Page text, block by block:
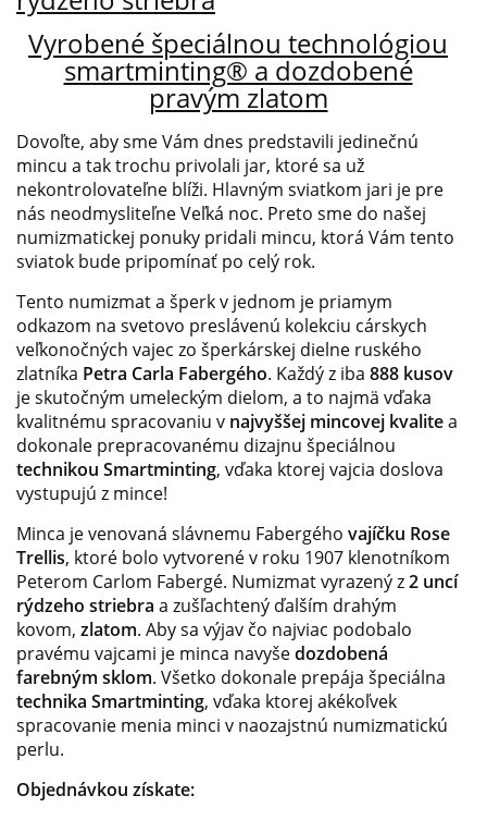
Vyrobené špeciálnou technológiou
smartminting® a dozdobené
pravým zlatom
Dovoľte, aby sme Vám dnes predstavili jedinečnú
mincu a tak trochu privolali jar, ktoré sa už
nekontrolovateľne blíži. Hlavným sviatkom jari je pre
nás neodmysliteľne Veľká noc. Preto sme do našej
numizmatickej ponuky pridali mincu, ktorá Vám tento
sviatok bude pripomínať po celý rok.
Tento numizmat a šperk v jednom je priamym
odkazom na svetovo preslávenú kolekciu cárskych
veľkonočných vajec zo šperkárskej dielne ruského
zlatníka Petra Carla Fabergého. Každý z iba 888 kusov
je skutočným umeleckým dielom, a to najmä vďaka
kvalitnému spracovaniu v najvyššej mincovej kvalitea
dokonale prepracovanému dizajnu špeciálnou
technikou Smartminting, vďaka ktorej vajcia doslova
vystupujú z mince!
Minca je venovaná slávnemu Fabergého vajíčku Rose
Trellis, ktoré bolo vytvorené v roku 1907 klenotníkom
Peterom Carlom Fabergé. Numizmat vyrazený z2 uncí
rýdzeho striebra a zušľachtený ďalším drahým
kovom, zlatom. Aby sa výjav čo najviac podobalo
pravému vajcami je minca navyšedozdobená
farebným sklom. Všetko dokonale prepája špeciálna
technika Smartminting, vďaka ktorej akékoľvek
spracovanie menia minci v naozajstnú numizmatickú
perlu.
Objednávkou získate: